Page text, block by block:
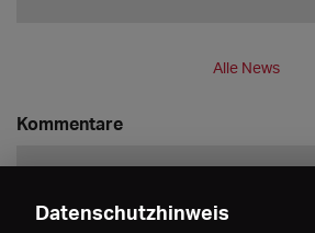
Alle News
Kommentare
Datenschutzhinweis